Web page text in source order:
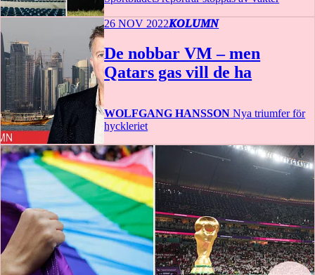
26 NOV 2022KOLUMN
De nobbar VM – men
Qatars gas vill de ha
WOLFGANG HANSSON Nya triumfer för
hyckleriet